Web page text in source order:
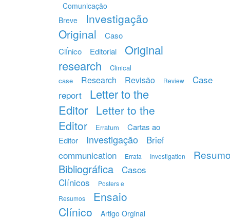
Comunicação
Breve
Investigação
Original
Caso
ClÍnico
Editorial
Original
research
Clinical
case
Research Revisão Review
Case
report
Letter to the
Editor Letter to the
Editor
Erratum
Cartas ao
Editor
Investigação
Brief
communication
Errata Investigation
Bibliográfica
Casos
Clínicos
Posters e
Resumos
Ensaio
Clínico
Artigo Orginal